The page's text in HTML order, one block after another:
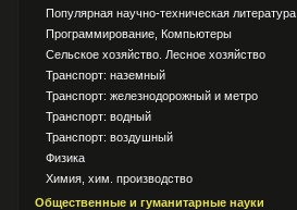
Популярная научно-техническая литература
Программирование, Компьютеры
Сельское хозяйство. Лесное хозяйство
Транспорт: наземный
Транспорт: железнодорожный и метро
Транспорт: водный
Транспорт: воздушный
Физика
Химия, хим. производство
Общественные и гуманитарные науки